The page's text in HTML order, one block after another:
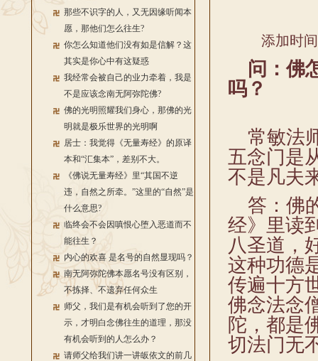
那些不识字的人，又无因缘听闻本
愿，那他们怎么往生?
你怎么知道他们没有如是信解？这
其实是你心中有这疑惑
我经常会被自己的业力牵着，我是
不是应该念南无阿弥陀佛?
佛的光明照耀我们身心，那佛的光
明就是极乐世界的光明啊
居士：我觉得《无量寿经》的原译
本和“汇集本”，差别不大。
《佛说无量寿经》里“其国不逆
违，自然之所牵。”这里的“自然”是
什么意思?
临终会不会因嗔恨心堕入恶道而不
能往生？
内心的欢喜 是名号的自然显现吗？
南无阿弥陀佛本愿名号没有区别，
不拣择、不遗弃任何众生
师父，我们是有机会听到了您的开
示，才明白念佛往生的道理，那没
有机会听到的人怎么办？
请师父给我们讲一讲皈依文的前几
添加时
问：佛
吗？
常敏法
五念门是
不是凡夫
答：佛
经》里读
八圣道，
这种功德
传遍十方
佛念法念
陀，都是
切法门无